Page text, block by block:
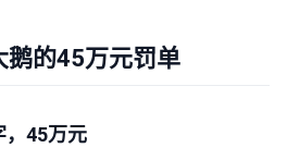
鹅的45万元罚单
，45万元